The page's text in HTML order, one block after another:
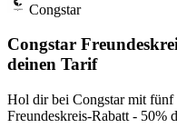
Congstar
Congstar
deinen Tarif
Hol dir bei Congstar mit fünf
Freundeskreis-Rabatt - 50%